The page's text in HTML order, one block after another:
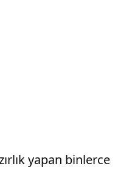
yapan binlerce